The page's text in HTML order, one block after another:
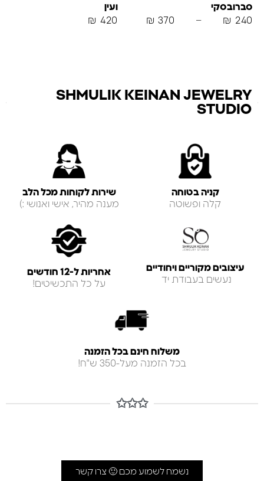
סברובסקי
₪ 240
–
₪ 370
ועין
₪ 420
SHMULIK KEINAN JEWELRY
STUDIO
קניה בטוחה
קלה ופשוטה
שירות לקוחות מכל הלב
מענה מהיר, אישי ואנושי :)
עיצובים מקוריים ויחודיים
נעשים בעבודת יד
אחריות ל-12 חודשים
על כל התכשיטים!
משלוח חינם בכל הזמנה
בכל הזמנה מעל-350 ש"ח!
✩✩✩
נשמח לשמוע מכם 🙂 צרו קשר